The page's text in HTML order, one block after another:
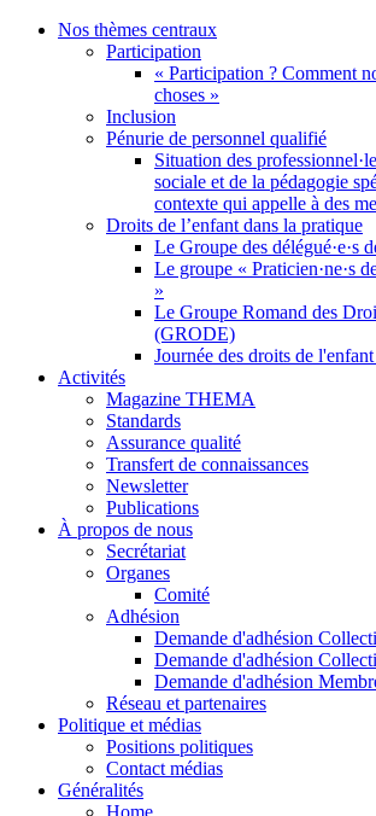
Nos thèmes centraux
Participation
« Participation ? Comment
choses »
Inclusion
Pénurie de personnel qualifié
Situation des
sociale et de la pédagogie
contexte qui appelle à des
Droits de l’enfant dans la pratique
Le Groupe des délégué·e·s
Le groupe « Praticien·ne·s
»
Le Groupe Romand des
(GRODE)
Journée des droits de
Activités
Magazine THEMA
Standards
Assurance qualité
Transfert de connaissances
Newsletter
Publications
À propos de nous
Secrétariat
Organes
Comité
Adhésion
Demande d'adhésion
Demande d'adhésion
Demande d'adhésion
Réseau et partenaires
Politique et médias
Positions politiques
Contact médias
Généralités
Home